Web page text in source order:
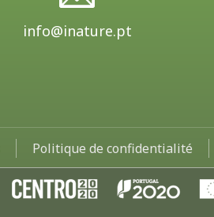
info@inature.pt
Politique de confidentialité